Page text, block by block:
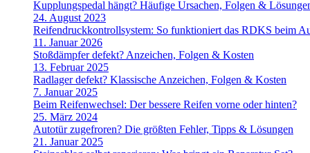
Kupplungspedal hängt? Häufige Ursachen, Folgen &
24. August 2023
Reifendruckkontrollsystem: So funktioniert das RDKS beim
11. Januar 2026
Stoßdämpfer defekt? Anzeichen, Folgen & Kosten
13. Februar 2025
Radlager defekt? Klassische Anzeichen, Folgen & Kosten
7. Januar 2025
Beim Reifenwechsel: Der bessere Reifen vorne oder hinten?
25. März 2024
Autotür zugefroren? Die größten Fehler, Tipps & Lösungen
21. Januar 2025